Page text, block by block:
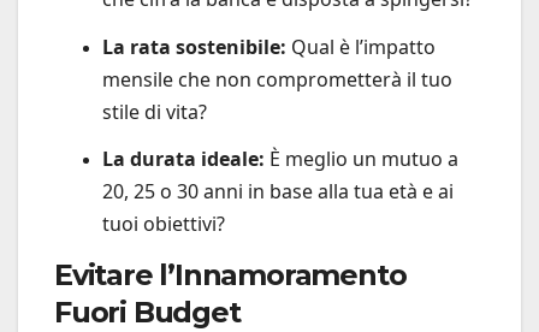
La rata sostenibile: Qual è l’impatto
mensile che non comprometterà il tuo
stile di vita?
La durata ideale: È meglio un mutuo a
20, 25 o 30 anni in base alla tua età e ai
tuoi obiettivi?
Evitare l’Innamoramento
Fuori Budget